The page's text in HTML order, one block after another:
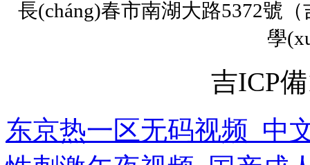
長(cháng)春市南湖大路5372號
學
吉ICP
东京热一区无码视频_中